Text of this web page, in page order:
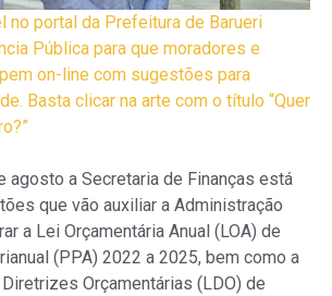
no portal da Prefeitura de Barueri
Pública para que moradores e
on-line com sugestões para
Basta clicar na arte com o título “Quer
agosto a Secretaria de Finanças está
que vão auxiliar a Administração
a Lei Orçamentária Anual (LOA) de
(PPA) 2022 a 2025, bem como a
Orçamentárias (LDO) de